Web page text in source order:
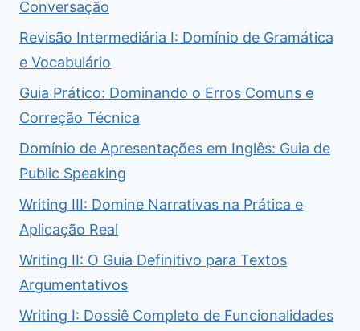
Conversação
Revisão Intermediária I: Domínio de Gramática
e Vocabulário
Guia Prático: Dominando o Erros Comuns e
Correção Técnica
Domínio de Apresentações em Inglês: Guia de
Public Speaking
Writing III: Domine Narrativas na Prática e
Aplicação Real
Writing II: O Guia Definitivo para Textos
Argumentativos
Writing I: Dossiê Completo de Funcionalidades